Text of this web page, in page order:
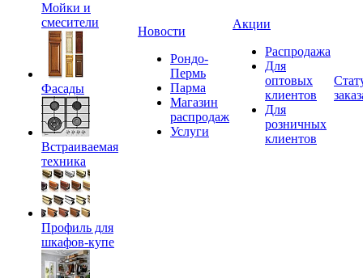
Мойки и
смесители
Фасады
Встраиваемая
техника
Профиль для
шкафов-купе
Новости
Рондо-
Пермь
Парма
Магазин
распродаж
Услуги
Акции
Распродажа
Для
оптовых
клиентов
Для
розничных
клиентов